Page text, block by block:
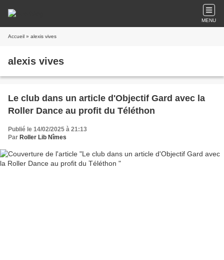
MENU
Accueil » alexis vives
alexis vives
Le club dans un article d'Objectif Gard avec la
Roller Dance au profit du Téléthon
Publié le 14/02/2025 à 21:13
Par Roller Lib Nîmes